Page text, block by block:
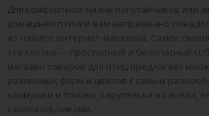
Для комфортной жизни попугайчиков или
домашней птички вам непременно
из нашего интернет-магазина. Самое
это клетка — просторный и безопасный
магазин товаров для птиц предлагает
различных форм и цветов с самым
кормушки и поилки, карусельки и качели,
с колокольчиками.